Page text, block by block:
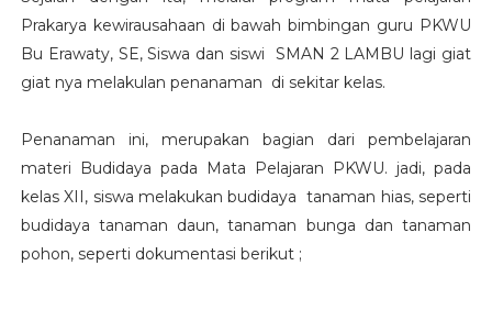
Prakarya kewirausahaan di bawah bimbingan guru PKWU
Bu Erawaty, SE, Siswa dan siswi SMAN 2 LAMBU lagi giat
giat nya melakulan penanaman di sekitar kelas.
Penanaman ini, merupakan bagian dari pembelajaran
materi Budidaya pada Mata Pelajaran PKWU. jadi, pada
kelas XII, siswa melakukan budidaya tanaman hias, seperti
budidaya tanaman daun, tanaman bunga dan tanaman
pohon, seperti dokumentasi berikut ;